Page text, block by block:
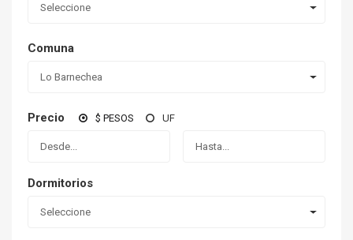
Seleccione
Comuna
Lo Barnechea
Precio $ PESOS UF
Dormitorios
Seleccione